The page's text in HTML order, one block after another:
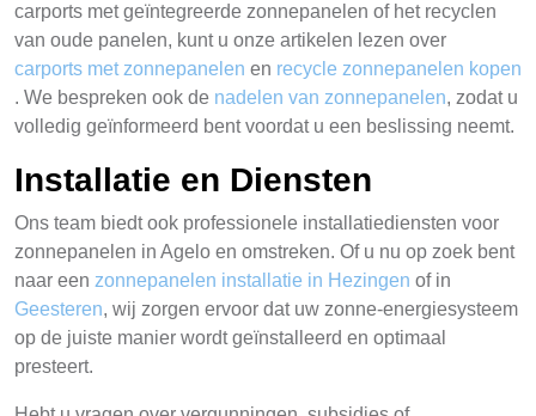
carports met geïntegreerde zonnepanelen of het recyclen
van oude panelen, kunt u onze artikelen lezen over
carports met zonnepanelen en recycle zonnepanelen kopen
. We bespreken ook de nadelen van zonnepanelen, zodat u
volledig geïnformeerd bent voordat u een beslissing neemt.
Installatie en Diensten
Ons team biedt ook professionele installatiediensten voor
zonnepanelen in Agelo en omstreken. Of u nu op zoek bent
naar een zonnepanelen installatie in Hezingen of in
Geesteren, wij zorgen ervoor dat uw zonne-energiesysteem
op de juiste manier wordt geïnstalleerd en optimaal
presteert.